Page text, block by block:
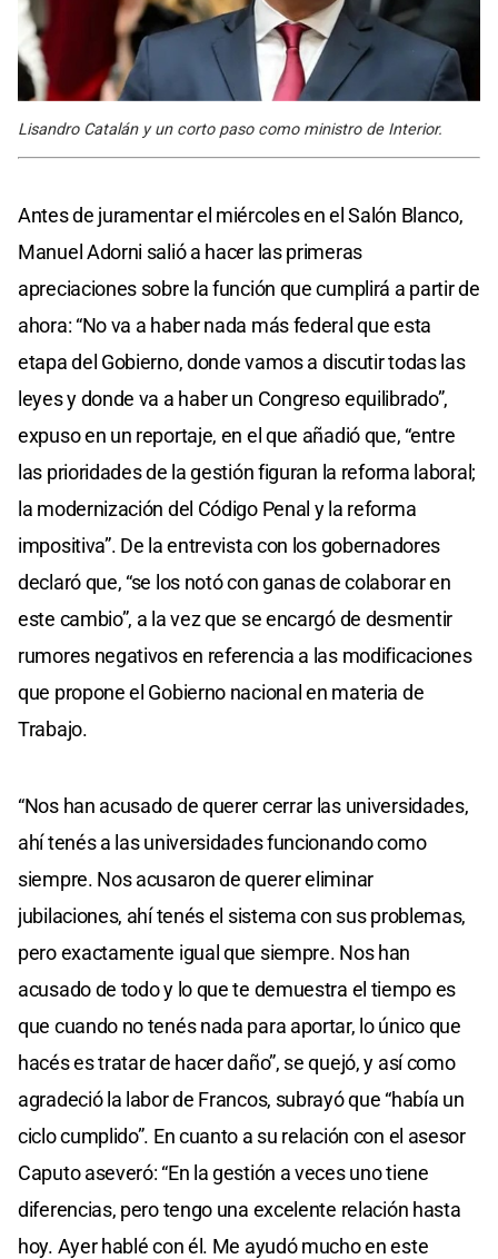
Lisandro Catalán y un corto paso como ministro de Interior.
Antes de juramentar el miércoles en el Salón Blanco,
Manuel Adorni salió a hacer las primeras
apreciaciones sobre la función que cumplirá a partir de
ahora: “No va a haber nada más federal que esta
etapa del Gobierno, donde vamos a discutir todas las
leyes y donde va a haber un Congreso equilibrado”,
expuso en un reportaje, en el que añadió que, “entre
las prioridades de la gestión figuran la reforma laboral;
la modernización del Código Penal y la reforma
impositiva”. De la entrevista con los gobernadores
declaró que, “se los notó con ganas de colaborar en
este cambio”, a la vez que se encargó de desmentir
rumores negativos en referencia a las modificaciones
que propone el Gobierno nacional en materia de
Trabajo.
“Nos han acusado de querer cerrar las universidades,
ahí tenés a las universidades funcionando como
siempre. Nos acusaron de querer eliminar
jubilaciones, ahí tenés el sistema con sus problemas,
pero exactamente igual que siempre. Nos han
acusado de todo y lo que te demuestra el tiempo es
que cuando no tenés nada para aportar, lo único que
hacés es tratar de hacer daño”, se quejó, y así como
agradeció la labor de Francos, subrayó que “había un
ciclo cumplido”. En cuanto a su relación con el asesor
Caputo aseveró: “En la gestión a veces uno tiene
diferencias, pero tengo una excelente relación hasta
hoy. Ayer hablé con él. Me ayudó mucho en este